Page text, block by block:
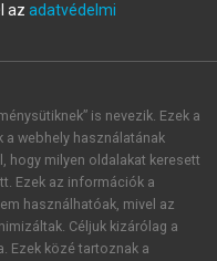
automatikusan
az adatvédelmi
is nevezik. Ezek a
webhely használatának
hogy milyen oldalakat keresett
Ezek az információk a
használhatóak, mivel az
Céljuk kizárólag a
Ezek közé tartoznak a